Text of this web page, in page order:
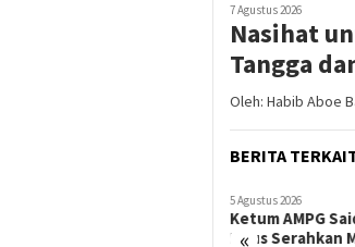
7 Agustus 2026
Nasihat
Tangga
Oleh: Habib Aboe
BERITA
«
5 Agustus 2026
Dave Laksono:
Tukin TNI dan